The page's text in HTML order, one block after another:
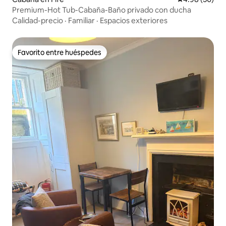
Premium-Hot Tub-Cabaña-Baño privado con ducha
Calidad-precio · Familiar · Espacios exteriores
Favorito entre huéspedes
Favorito entre huéspedes